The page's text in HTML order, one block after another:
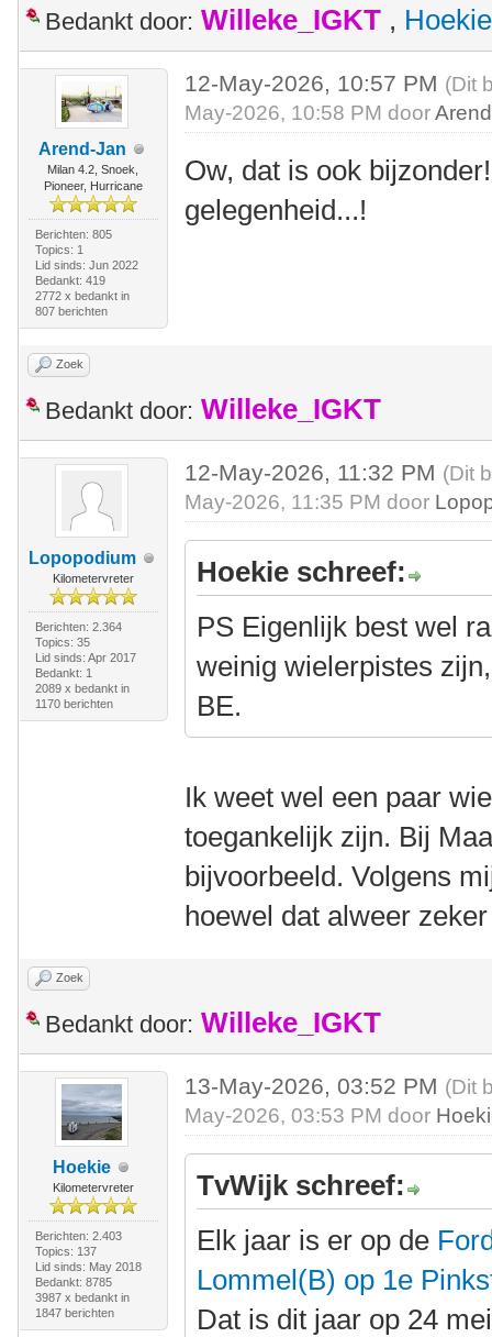
Bedankt door: Willeke_IGKT , Hoekie
Arend-Jan
Milan 4.2, Snoek,
Pioneer, Hurricane
Berichten: 805
Topics: 1
Lid sinds: Jun 2022
Bedankt: 419
2772 x bedankt in
807 berichten
12-May-2026, 10:57 PM (Dit
May-2026, 10:58 PM door
Ow, dat is ook
gelegenheid...!
Zoek
Bedankt door: Willeke_IGKT
Lopopodium
Kilometervreter
Berichten: 2.364
Topics: 35
Lid sinds: Apr 2017
Bedankt: 1
2089 x bedankt in
1170 berichten
12-May-2026, 11:32 PM (Dit
May-2026, 11:35 PM door
Hoekie schreef:
PS Eigenlijk best wel
weinig wielerpistes
BE.
Ik weet wel een paar
toegankelijk zijn. Bij
bijvoorbeeld. Volgens
hoewel dat alweer
Zoek
Bedankt door: Willeke_IGKT
Hoekie
Kilometervreter
Berichten: 2.403
Topics: 137
Lid sinds: May 2018
Bedankt: 8785
3987 x bedankt in
1847 berichten
13-May-2026, 03:52 PM (Dit
May-2026, 03:53 PM door
TvWijk schreef:
Elk jaar is er op de
Lommel(B) op 1e
Dat is dit jaar op 24